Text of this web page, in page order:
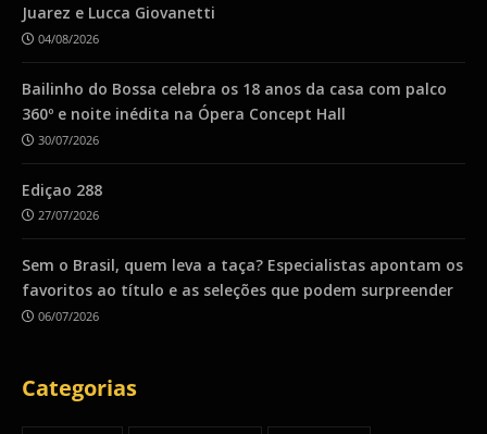
Juarez e Lucca Giovanetti
04/08/2026
Bailinho do Bossa celebra os 18 anos da casa com palco
360º e noite inédita na Ópera Concept Hall
30/07/2026
Ediçao 288
27/07/2026
Sem o Brasil, quem leva a taça? Especialistas apontam os
favoritos ao título e as seleções que podem surpreender
06/07/2026
Categorias